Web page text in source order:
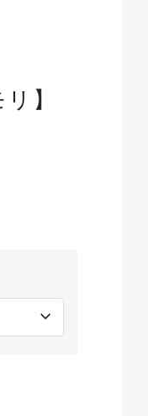
】